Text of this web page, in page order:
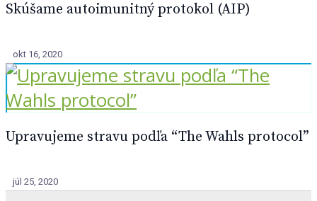
Skúšame autoimunitný protokol (AIP)
okt 16, 2020
Upravujeme stravu podľa “The Wahls protocol”
júl 25, 2020